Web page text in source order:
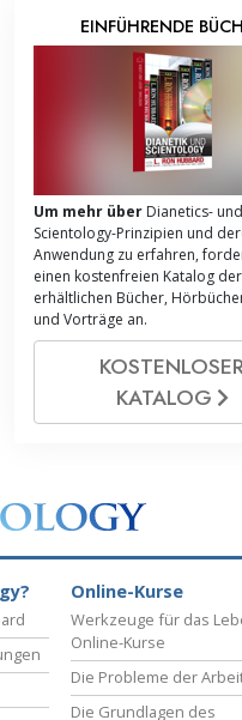
EINFÜHRENDE
Um mehr über Dianetics- und
Scientology-Prinzipien und
Anwendung zu erfahren,
einen kostenfreien Katalog der
erhältlichen Bücher,
und Vorträge an.
KATALOG
Online-Kurse
Werkzeuge für das
Online-Kurse
Die Probleme der
Die Grundlagen des